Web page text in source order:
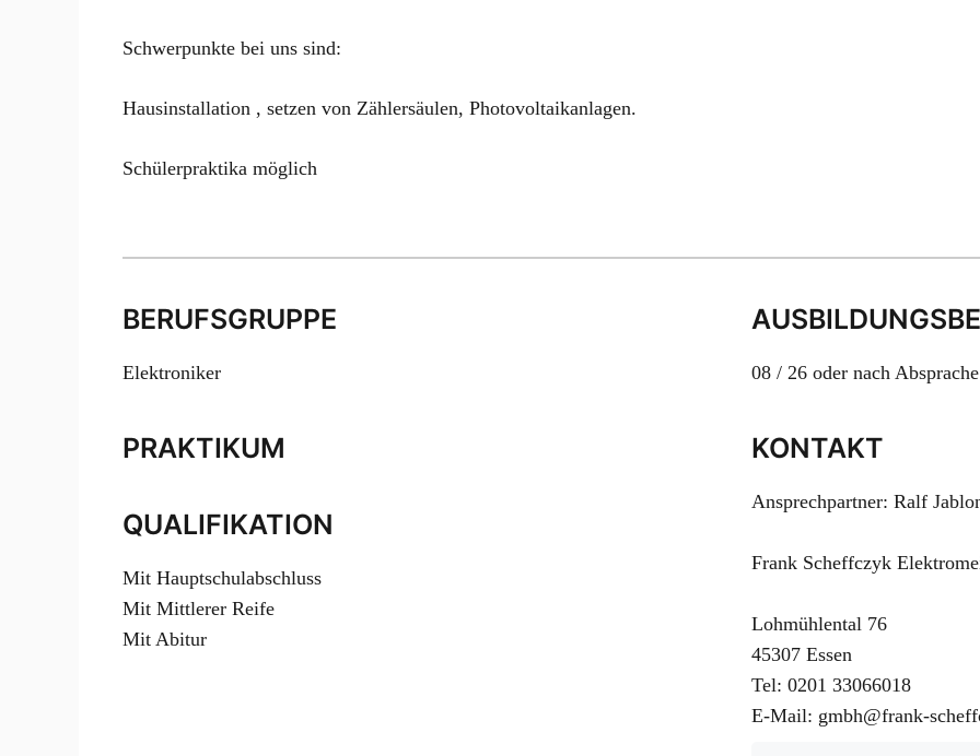
Schwerpunkte bei uns sind:
Hausinstallation , setzen von Zählersäulen, Photovoltaikanlagen.
Schülerpraktika möglich
BERUFSGRUPPE
Elektroniker
PRAKTIKUM
QUALIFIKATION
Mit Hauptschulabschluss
Mit Mittlerer Reife
Mit Abitur
08 / 26 oder nach Absprache
KONTAKT
Ansprechpartner: Ralf
Frank Scheffczyk
Lohmühlental 76
45307 Essen
Tel: 0201 33066018
E-Mail: gmbh@frank-